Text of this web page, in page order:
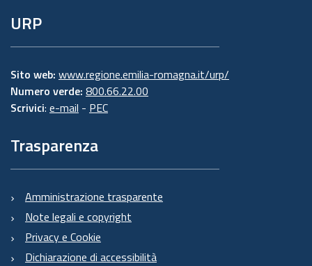
URP
Sito web: www.regione.emilia-romagna.it/urp/
Numero verde: 800.66.22.00
Scrivici: e-mail - PEC
Trasparenza
Amministrazione trasparente
Note legali e copyright
Privacy e Cookie
Dichiarazione di accessibilità